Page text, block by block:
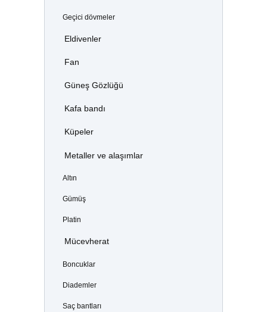
Geçici dövmeler
Eldivenler
Fan
Güneş Gözlüğü
Kafa bandı
Küpeler
Metaller ve alaşımlar
Altın
Gümüş
Platin
Mücevherat
Boncuklar
Diademler
Saç bantları